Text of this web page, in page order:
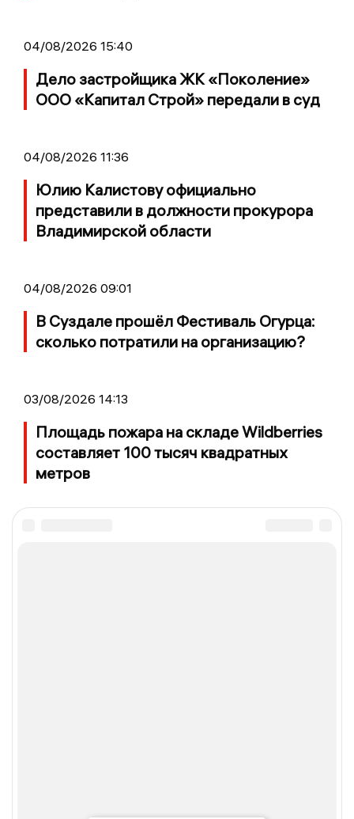
04/08/2026 15:40
Дело застройщика ЖК «Поколение»
ООО «Капитал Строй» передали в суд
04/08/2026 11:36
Юлию Калистову официально
представили в должности прокурора
Владимирской области
04/08/2026 09:01
В Суздале прошёл Фестиваль Огурца:
сколько потратили на организацию?
03/08/2026 14:13
Площадь пожара на складе Wildberries
составляет 100 тысяч квадратных
метров